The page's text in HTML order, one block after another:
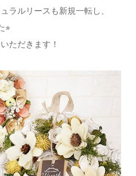
ラルリースも新規一転し、
⭐︎
ただきます！